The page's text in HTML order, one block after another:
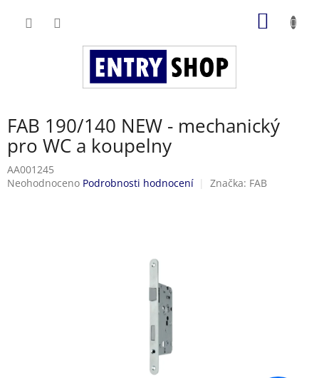
FAB 190/140 NEW - mechanický
pro WC a koupelny
AA001245
Průměrné
Neohodnoceno Podrobnosti hodnocení Značka: FAB